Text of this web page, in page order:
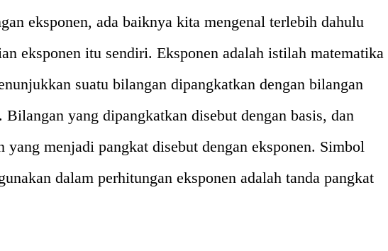
eksponen, ada baiknya kita mengenal terlebih dahulu
eksponen itu sendiri. Eksponen adalah istilah matematika
suatu bilangan dipangkatkan dengan bilangan
Bilangan yang dipangkatkan disebut dengan basis, dan
yang menjadi pangkat disebut dengan eksponen. Simbol
dalam perhitungan eksponen adalah tanda pangkat